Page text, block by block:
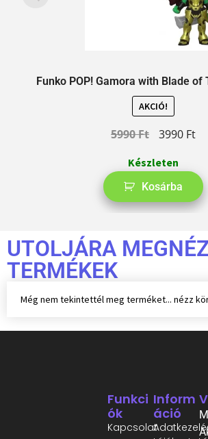
Funko POP! Gamora with Blade of
AKCIÓ!
5990Ft 3990 Ft
Készleten
Kosárba
UTOLJÁRA
TERMÉKEK
Még nem tekintettél meg terméket... nézz
Inform
Áció
Funkci
Ók
Kapcsolat